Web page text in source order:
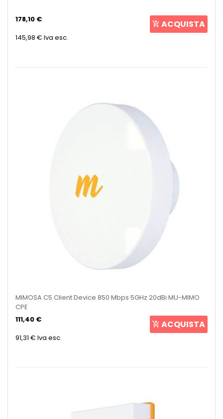
178,10 €
145,98 € Iva esc.
ACQUISTA
MIMOSA C5 Client Device 850 Mbps 5GHz 20dBi MU-MIMO
CPE
111,40 €
91,31 € Iva esc.
ACQUISTA